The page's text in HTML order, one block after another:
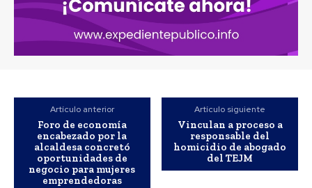
Artículo anterior
Foro de economía
encabezado por la
alcaldesa concretó
oportunidades de
negocio para mujeres
emprendedoras
Artículo siguiente
Vinculan a proceso a
responsable del
homicidio de abogado
del TEJM